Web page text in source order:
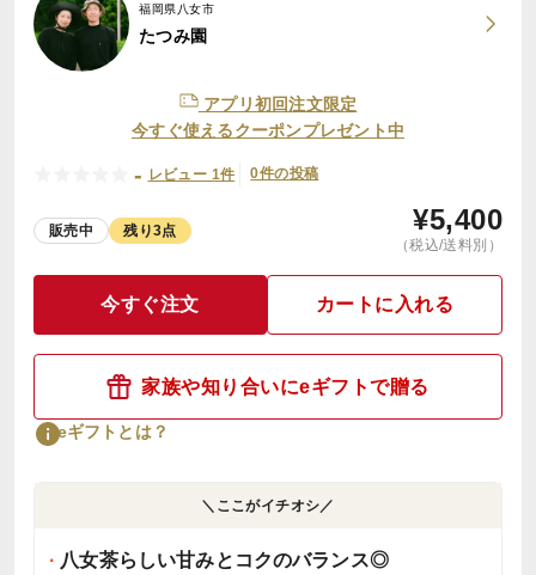
福岡県八女市
たつみ園
アプリ初回注文限定
今すぐ使えるクーポンプレゼント中
- レビュー 1件 0件の投稿
販売中 残り3点 ¥5,400
（税込/送料別）
今すぐ注文 カートに入れる
家族や知り合いにeギフトで贈る
eギフトとは？
＼ここがイチオシ／
八女茶らしい甘みとコクのバランス◎